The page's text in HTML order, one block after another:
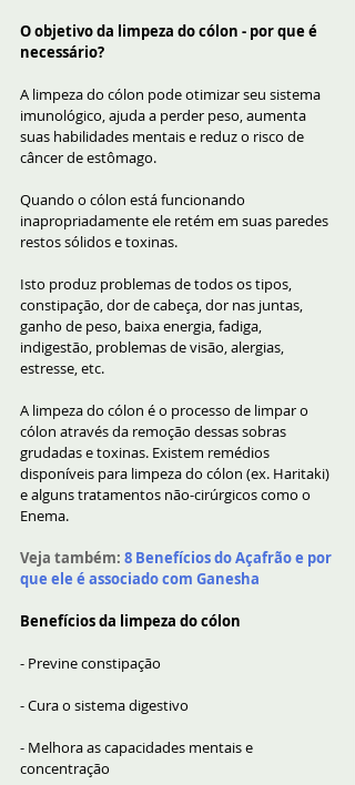
O objetivo da limpeza do cólon - por que é
necessário?
A limpeza do cólon pode otimizar seu sistema
imunológico, ajuda a perder peso, aumenta
suas habilidades mentais e reduz o risco de
câncer de estômago.
Quando o cólon está funcionando
inapropriadamente ele retém em suas paredes
restos sólidos e toxinas.
Isto produz problemas de todos os tipos,
constipação, dor de cabeça, dor nas juntas,
ganho de peso, baixa energia, fadiga,
indigestão, problemas de visão, alergias,
estresse, etc.
A limpeza do cólon é o processo de limpar o
cólon através da remoção dessas sobras
grudadas e toxinas. Existem remédios
disponíveis para limpeza do cólon (ex. Haritaki)
e alguns tratamentos não-cirúrgicos como o
Enema.
Veja também: 8 Benefícios do Açafrão e por
que ele é associado com Ganesha
Benefícios da limpeza do cólon
- Previne constipação
- Cura o sistema digestivo
- Melhora as capacidades mentais e
concentração